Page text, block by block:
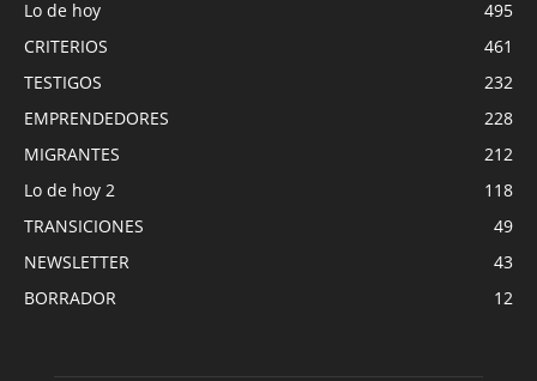
Lo de hoy
495
CRITERIOS
461
TESTIGOS
232
EMPRENDEDORES
228
MIGRANTES
212
Lo de hoy 2
118
TRANSICIONES
49
NEWSLETTER
43
BORRADOR
12